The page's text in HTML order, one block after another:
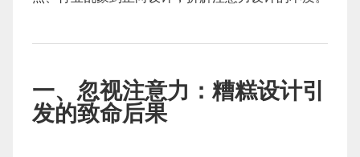
一、忽视注意力：糟糕设计引
发的致命后果